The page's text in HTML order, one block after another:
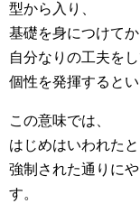
型から入り、
基礎を身につけてか
自分なりの工夫をし
個性を発揮するとい
この意味では、
はじめはいわれたと
強制された通りに
す。